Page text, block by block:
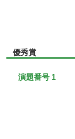
優秀賞
演題番号 1